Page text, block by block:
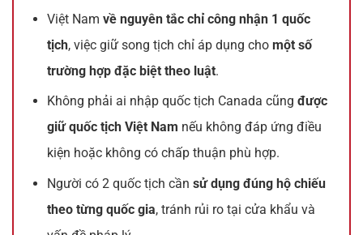
Việt Namvề nguyên tắc chỉ công nhận 1 quốc
tịch, việc giữ song tịch chỉ áp dụng chomột số
trường hợp đặc biệt theo luật.
Không phải ai nhập quốc tịch Canada cũngđược
giữ quốc tịch Việt Nam nếu không đáp ứng điều
kiện hoặc không có chấp thuận phù hợp.
Người có 2 quốc tịch cầnsử dụng đúng hộ chiếu
theo từng quốc gia, tránh rủi ro tại cửa khẩu và